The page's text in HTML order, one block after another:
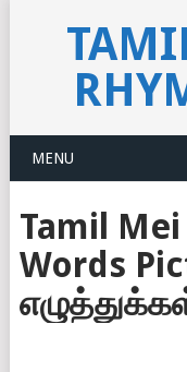
MENU
Tamil Mei
Words